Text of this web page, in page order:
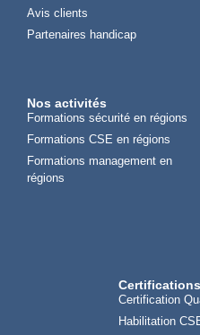
Avis clients
Partenaires handicap
Nos activités
Formations sécurité en régions
Formations CSE en régions
Formations management en
régions
Certifications
Certification
Habilitation